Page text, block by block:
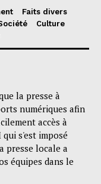
Faits divers
Culture
la presse à
numériques afin
accès à
s'est imposé
presse locale a
équipes dans le